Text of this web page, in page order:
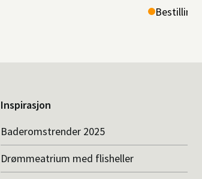
Inspirasjon
Baderomstrender 2025
Drømmeatrium med flisheller